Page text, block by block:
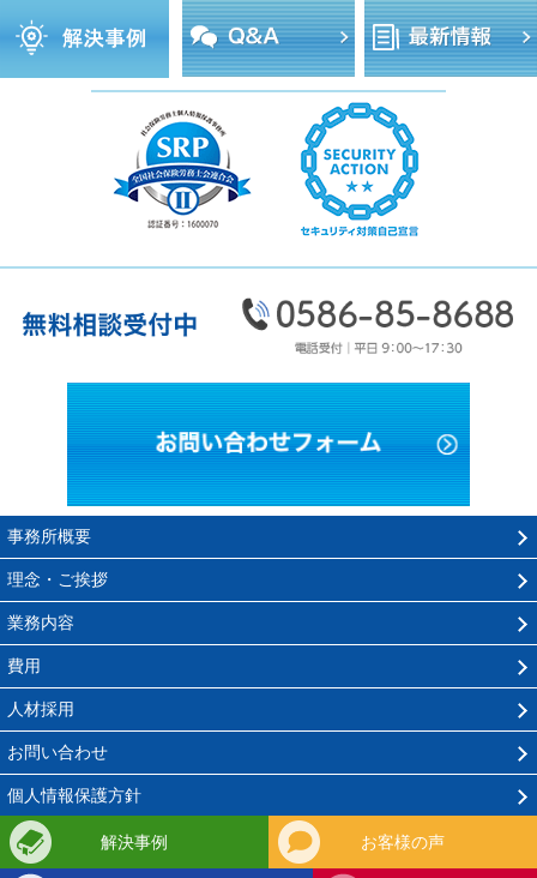
お問い
事務所概要
理念・ご挨拶
業務内容
費用
人材採用
お問い合わせ
個人情報保護方針
解決事例 お客様の声